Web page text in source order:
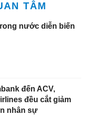
TÂM
nước diễn biến
đến ACV,
đều cắt giảm
nhân sự